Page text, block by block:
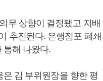
무 상향이 결정됐고 지배
추진된다. 은행점포 폐쇄
통해 나왔다.
김 부위원장을 향한 평